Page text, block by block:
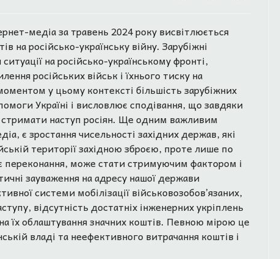
медіа за травень 2024 року висвітлюється
на російсько-українську війну. Зарубіжні
на російсько-українському фронті,
російських військ і їхнього тиску на
у цьому контексті більшість зарубіжних
Україні і висловлює сподівання, що завдяки
наступ росіян. Ще одним важливим
є зростання чисельності західних держав, які
території західною зброєю, проте лише по
переконання, може стати стримуючим фактором і
зауваження на адресу нашої держави
системи мобілізації військовозобов’язаних,
відсутність достатніх інженерних укріплень
їх облаштування значних коштів. Певною мірою це
владі та неефективного витрачання коштів і